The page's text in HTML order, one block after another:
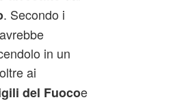
. Secondo i
in un
ai
del Fuocoe